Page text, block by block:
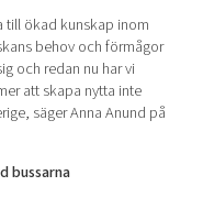
till ökad kunskap inom
behov och förmågor
och redan nu har vi
att skapa nytta inte
säger Anna Anund på
bussarna